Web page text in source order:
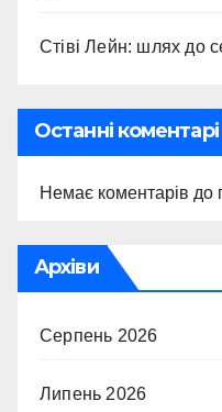
Стіві Лейн: шлях до
Останні коментарі
Немає коментарів до
Архіви
Серпень 2026
Липень 2026